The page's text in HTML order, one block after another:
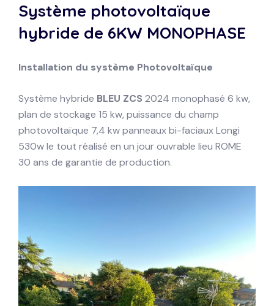
Système photovoltaïque
hybride de 6KW MONOPHASE
Installation du système Photovoltaïque
Système hybride BLEU ZCS 2024 monophasé 6 kw,
plan de stockage 15 kw, puissance du champ
photovoltaïque 7,4 kw panneaux bi-faciaux Longi
530w le tout réalisé en un jour ouvrable lieu ROME
30 ans de garantie de production.